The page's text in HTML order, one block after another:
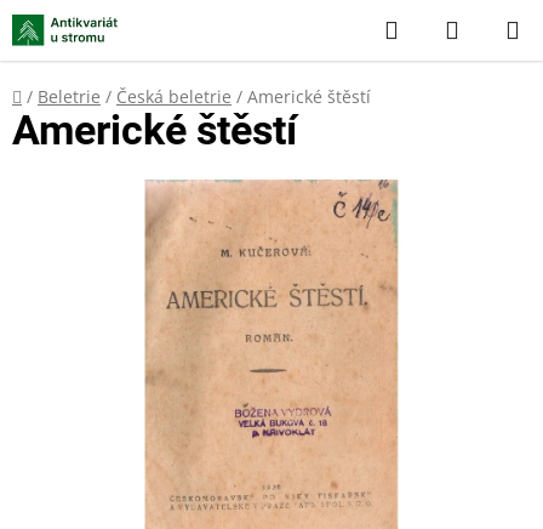
Přejít
na
obsah
Hledat
KOŠÍK
Domů
/ Beletrie / Česká beletrie / Americké štěstí
Americké štěstí